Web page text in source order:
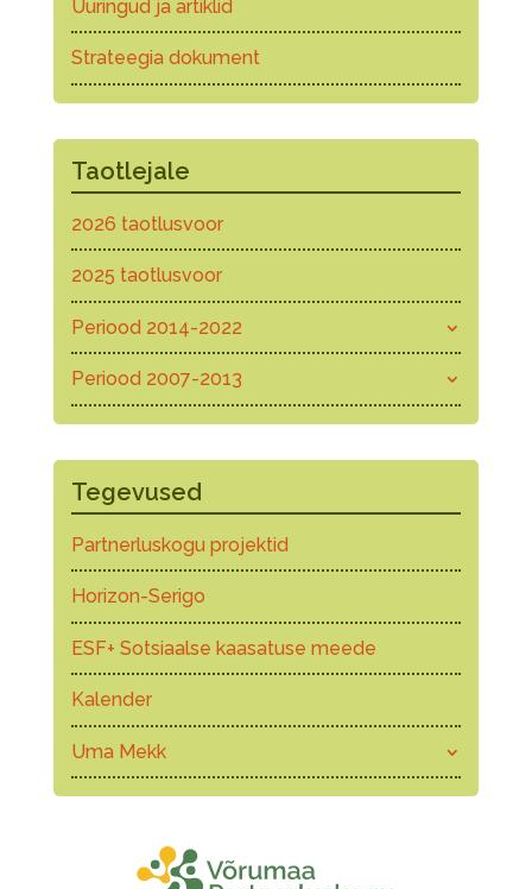
Uuringud ja artiklid
Strateegia dokument
Taotlejale
2026 taotlusvoor
2025 taotlusvoor
Periood 2014-2022
Periood 2007-2013
Tegevused
Partnerluskogu projektid
Horizon-Serigo
ESF+ Sotsiaalse kaasatuse meede
Kalender
Uma Mekk